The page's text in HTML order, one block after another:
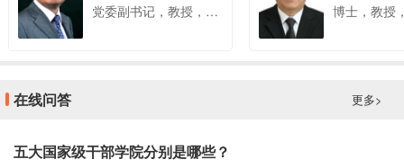
党委副书记，教授，硕士生导师，现任安徽财经大学督导员，安徽省会计学会副会长
在线问答 更多>
五大国家级干部学院分别是哪些？